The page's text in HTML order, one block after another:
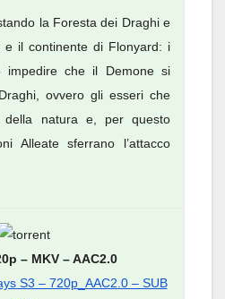
la Foresta dei Draghi e
e il continente di Flonyard: i
impedire che il Demone si
ovvero gli esseri che
della natura e, per questo
Alleate sferrano l’attacco
– MKV – AAC2.0
S3 – 720p_AAC2.0 – SUB